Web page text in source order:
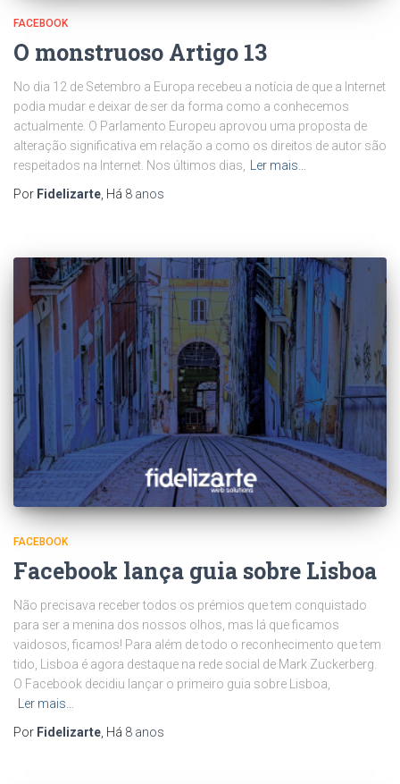
FACEBOOK
O monstruoso Artigo 13
No dia 12 de Setembro a Europa recebeu a notícia de que a Internet
podia mudar e deixar de ser da forma como a conhecemos
actualmente. O Parlamento Europeu aprovou uma proposta de
alteração significativa em relação a como os direitos de autor são
respeitados na Internet. Nos últimos dias,
Ler mais…
Por Fidelizarte , Há 8 anos
FACEBOOK
Facebook lança guia sobre Lisboa
Não precisava receber todos os prémios que tem conquistado
para ser a menina dos nossos olhos, mas lá que ficamos
vaidosos, ficamos! Para além de todo o reconhecimento que tem
tido, Lisboa é agora destaque na rede social de Mark Zuckerberg.
O Facebook decidiu lançar o primeiro guia sobre Lisboa,
Ler mais…
Por Fidelizarte , Há 8 anos